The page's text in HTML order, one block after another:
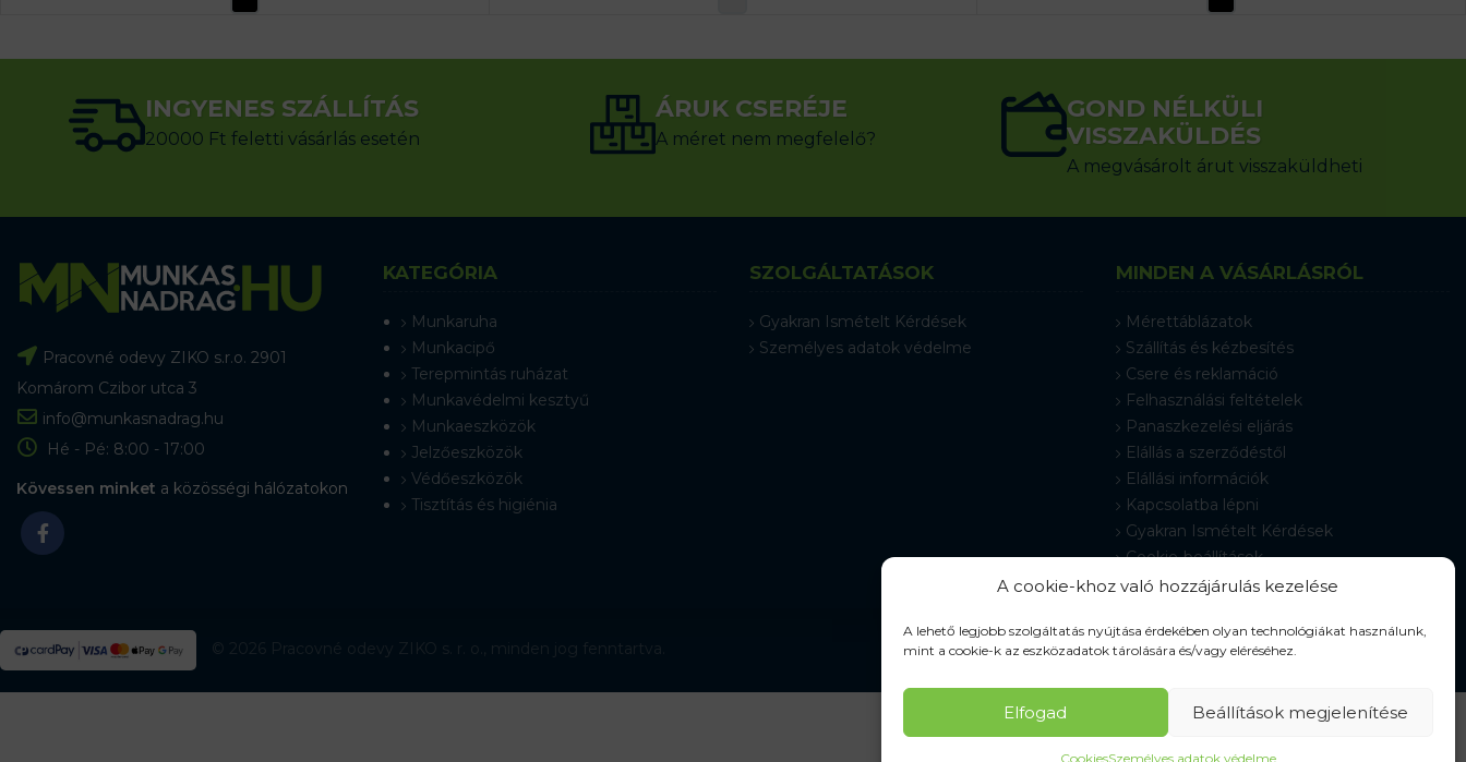
A cookie-khoz való hozzájárulás kezelése
A lehető legjobb szolgáltatás nyújtása érdekében olyan technológiákat használunk,
mint a cookie-k az eszközadatok tárolására és/vagy eléréséhez.
Elfogad Beállítások megjelenítése
CookiesSzemélyes adatok védelme
INGYENES SZÁLLÍTÁS
20000 Ft feletti vásárlás esetén
ÁRUK CSERÉJE
A méret nem megfelelő?
GOND NÉLKÜLI
VISSZAKÜLDÉS
A megvásárolt árut visszaküldheti
Pracovné odevy ZIKO s.r.o. 2901
Komárom Czibor utca 3
info@munkasnadrag.hu
Hé - Pé: 8:00 - 17:00
Kövessen minket a közösségi hálózatokon
KATEGÓRIA
Munkaruha
Munkacipő
Terepmintás ruházat
Munkavédelmi kesztyű
Munkaeszközök
Jelzőeszközök
Védőeszközök
Tisztítás és higiénia
SZOLGÁLTATÁSOK
Gyakran Ismételt Kérdések
Személyes adatok védelme
MINDEN A VÁSÁRLÁSRÓL
Mérettáblázatok
Szállítás és kézbesítés
Csere és reklamáció
Felhasználási feltételek
Panaszkezelési eljárás
Elállás a szerződéstől
Elállási információk
Kapcsolatba lépni
Gyakran Ismételt Kérdések
Cookie-beállítások